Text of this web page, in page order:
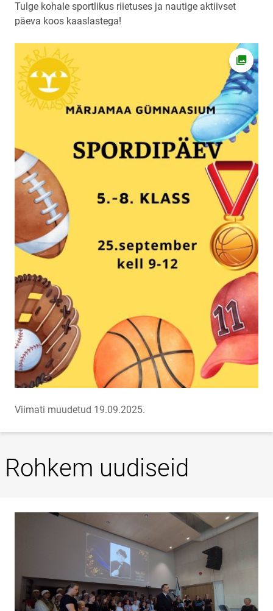
Tulge kohale sportlikus riietuses ja nautige aktiivset
päeva koos kaaslastega!
Ava
Viimati muudetud 19.09.2025.
Rohkem uudiseid